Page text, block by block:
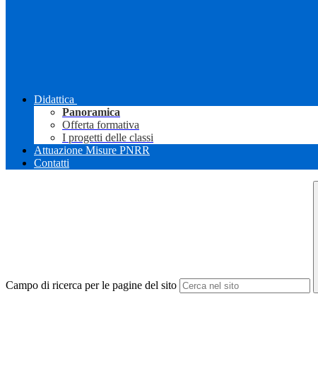
Didattica
Panoramica
Offerta formativa
I progetti delle classi
Attuazione Misure PNRR
Contatti
Campo di ricerca per le pagine del sito